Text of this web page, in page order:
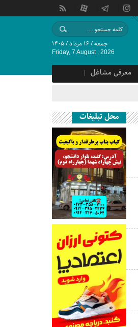
جمعه / ۱۶ مرداد / ۱۴۰۵
Friday, 7 August , 2026
معرفی مشاغل
محل تبلیغات